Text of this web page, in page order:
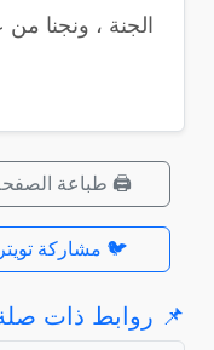
الجنة ، ونجنا من
🖨️ طباعة
🐦 مشاركة تويتر
📌 روابط ذات